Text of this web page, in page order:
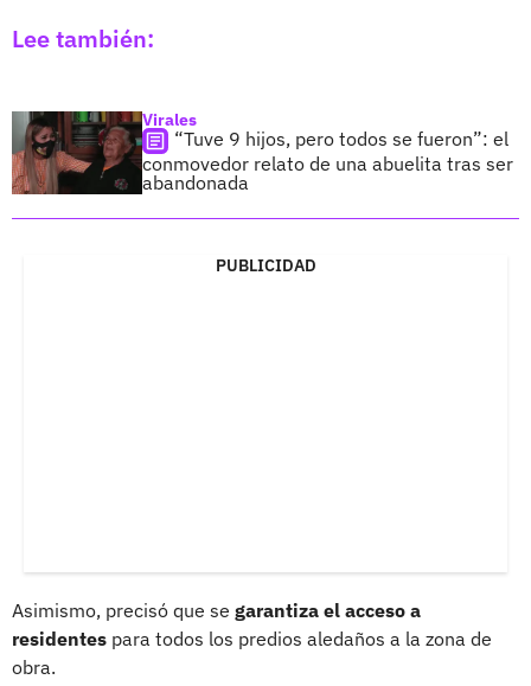
Lee también:
Virales
“Tuve 9 hijos, pero todos se fueron”: el
conmovedor relato de una abuelita tras ser
abandonada
PUBLICIDAD
Asimismo, precisó que se garantiza el acceso a
residentes para todos los predios aledaños a la zona de
obra.